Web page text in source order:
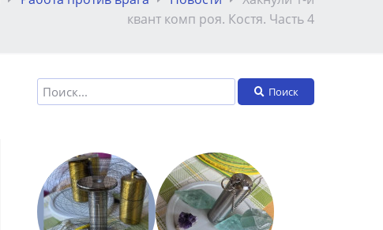
квант комп роя. Костя. Часть 4
Поиск